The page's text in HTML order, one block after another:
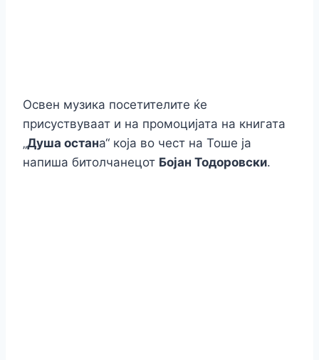
Освен музика посетителите ќе
присуствуваат и на промоцијата на книгата
„Душа остана“ која во чест на Тоше ја
напиша битолчанецот Бојан Тодоровски.